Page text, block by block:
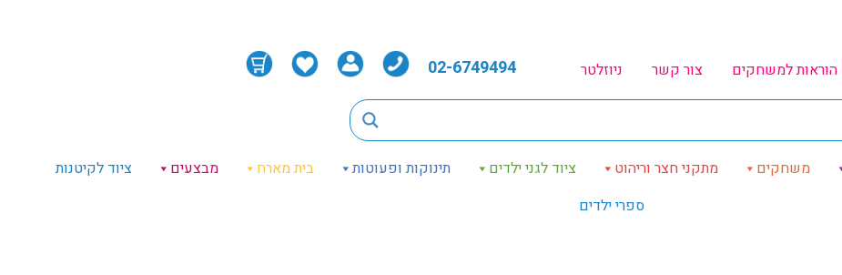
הוראות למשחקים צור קשר ניוזלטר 02-6749494
משחקים מתקני חצר וריהוט ציוד לגני ילדים תינוקות ופעוטות בית מארח מבצעים
ציוד לקיטנות
ספרי ילדים